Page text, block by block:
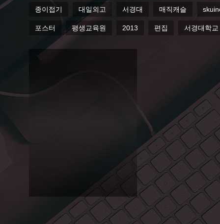
종이접기 대일외고 서경대 매직캐슬
포스터 평생교육원 2013 편집 서경대학교